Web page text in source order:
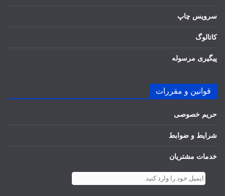
سرویس چاپ
کاتالوگ
پیگیری مرسوله
قوانین و مقررات
حریم خصوصی
شرایط و ضوابط
خدمات مشتریان